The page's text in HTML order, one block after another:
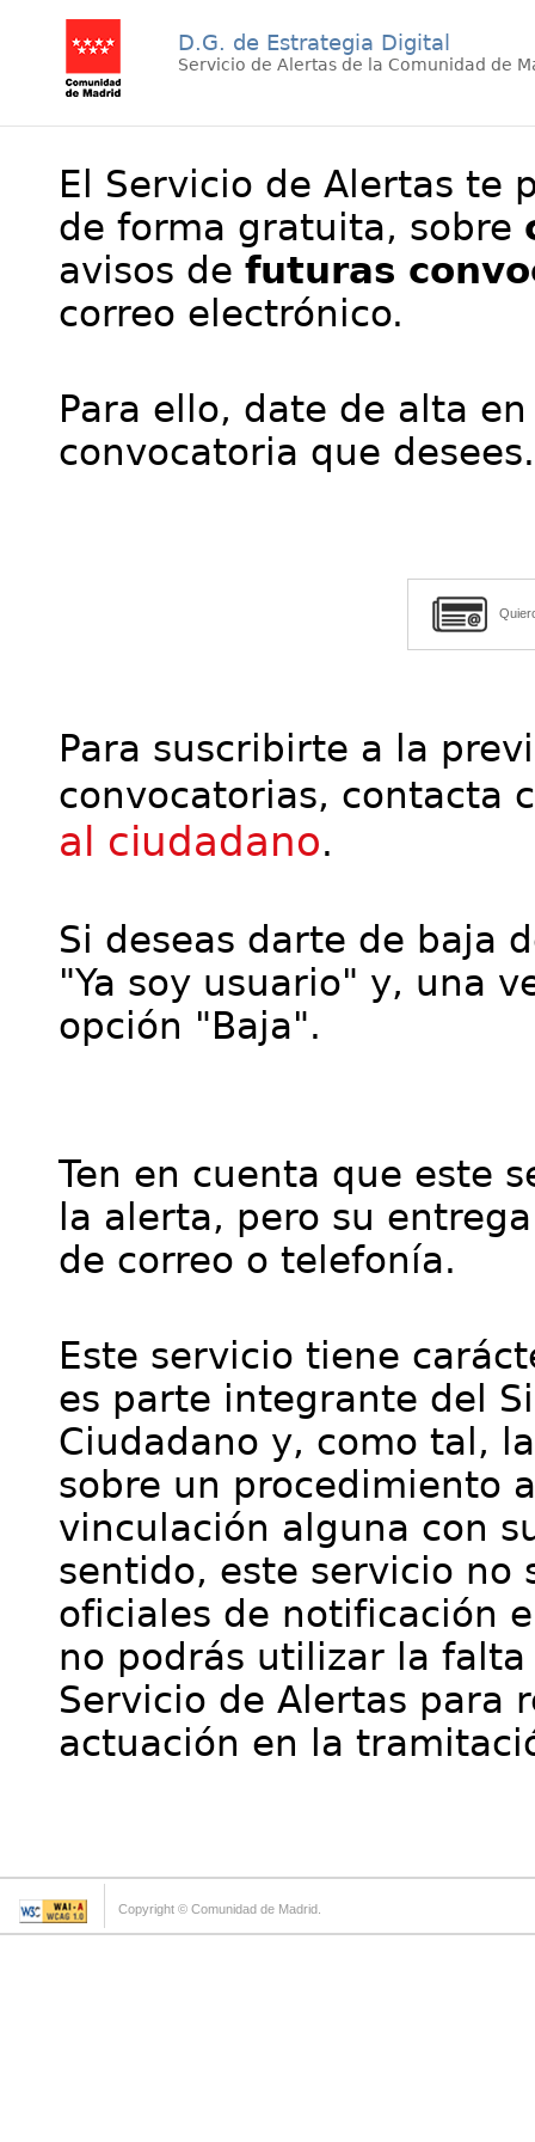
D.G. de Estrategia Digital
Servicio de Alertas de la Comunidad de
El Servicio de Alertas te
de forma gratuita, sobre
avisos de futuras
correo electrónico.
Para ello, date de alta
convocatoria que desees.
Para suscribirte a la
convocatorias, contacta
al ciudadano.
Si deseas darte de baja
"Ya soy usuario" y, una
opción "Baja".
Ten en cuenta que este
la alerta, pero su
de correo o telefonía.
Este servicio tiene
es parte integrante del
Ciudadano y, como tal,
sobre un procedimiento
vinculación alguna con
sentido, este servicio no
oficiales de notificación
no podrás utilizar la
Servicio de Alertas para
actuación en la
Copyright © Comunidad de Madrid.